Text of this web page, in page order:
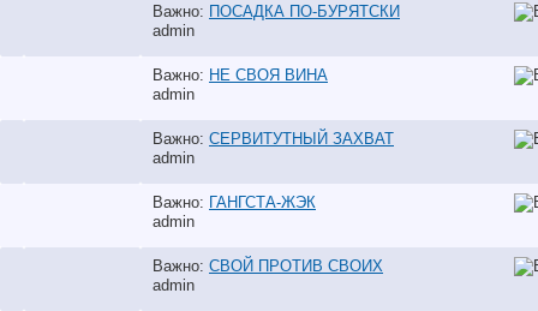
Важно: ПОСАДКА ПО-БУРЯТСКИ
аdmin
Важно: НЕ СВОЯ ВИНА
аdmin
Важно: СЕРВИТУТНЫЙ ЗАХВАТ
аdmin
Важно: ГАНГСТА-ЖЭК
аdmin
Важно: СВОЙ ПРОТИВ СВОИХ
аdmin